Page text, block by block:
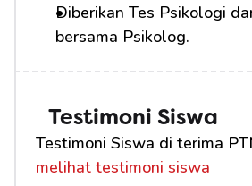
Diberikan Tes Psikologi
bersama Psikolog.
Testimoni Siswa
Testimoni Siswa di terima
melihat testimoni siswa